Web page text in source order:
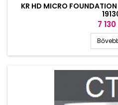
KR HD MICRO
Ár
7